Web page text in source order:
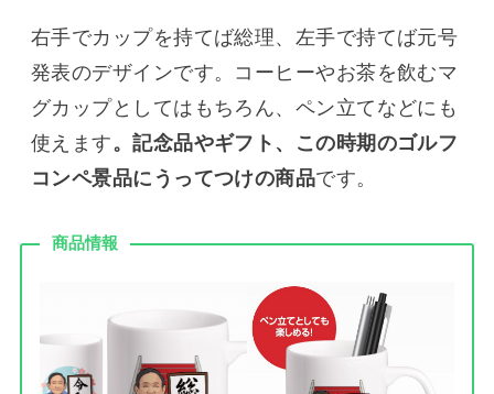
右手でカップを持てば総理、左手で持てば元号
発表のデザインです。コーヒーやお茶を飲むマ
グカップとしてはもちろん、ペン立てなどにも
使えます 。記念品やギフト、この時期のゴルフ
コンペ景品にうってつけの商品です。
商品情報